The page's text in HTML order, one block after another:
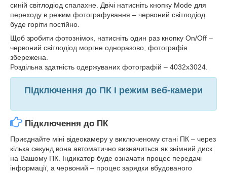
синій світлодіод спалахне. Двічі натисніть кнопку Mode для
переходу в режим фотографування – червоний світлодіод
буде горіти постійно.
Щоб зробити фотознімок, натисніть один раз кнопку On/Off –
червоний світлодіод моргне одноразово, фотографія
збережена.
Роздільна здатність одержуваних фотографій – 4032х3024.
Підключення до ПК і режим веб-камери
Підключення до ПК
Приєднайте міні відеокамеру у виключеному стані ПК – через
кілька секунд вона автоматично визначиться як знімний диск
на Вашому ПК. Індикатор буде означати процес передачі
інформації, а червоний – процес зарядки вбудованого